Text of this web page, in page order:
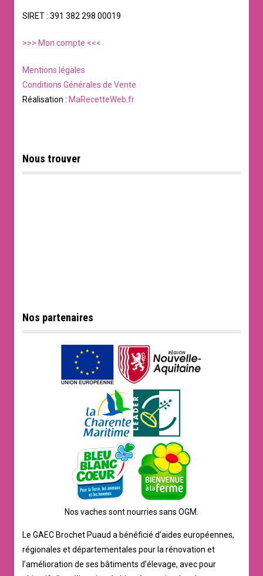
SIRET : 391 382 298 00019
>>> Mon compte <<<
Mentions légales
Conditions Générales de Vente
Réalisation : MaRecetteWeb.fr
Nous trouver
Nos partenaires
Nos vaches sont nourries sans OGM.
Le GAEC Brochet Puaud a bénéficié d’aides européennes,
régionales et départementales pour la rénovation et
l’amélioration de ses bâtiments d’élevage, avec pour